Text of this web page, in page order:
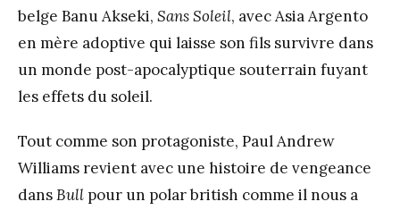
belge Banu Akseki, Sans Soleil, avec Asia Argento
en mère adoptive qui laisse son fils survivre dans
un monde post-apocalyptique souterrain fuyant
les effets du soleil.
Tout comme son protagoniste, Paul Andrew
Williams revient avec une histoire de vengeance
dansBull pour un polar british comme il nous a